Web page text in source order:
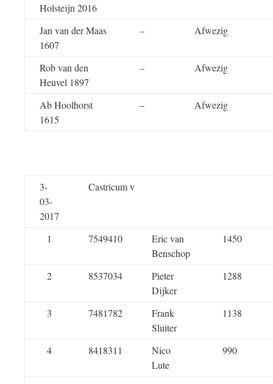
Holsteijn 2016
Jan van der Maas
1607
– Afwezig
Rob van den
Heuvel 1897
– Afwezig
Ab Hoolhorst
1615
– Afwezig
3-
03-
2017
Castricum v
1 7549410
Eric van
Benschop
1450
2 8537034
Pieter
Dijker
1288
3 7481782
Frank
Sluiter
1138
4 8418311
Nico
Lute
990